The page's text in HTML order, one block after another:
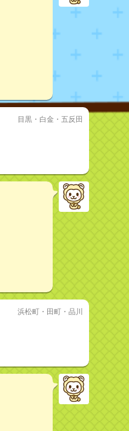
目黒・白金・五反田
浜松町・田町・品川